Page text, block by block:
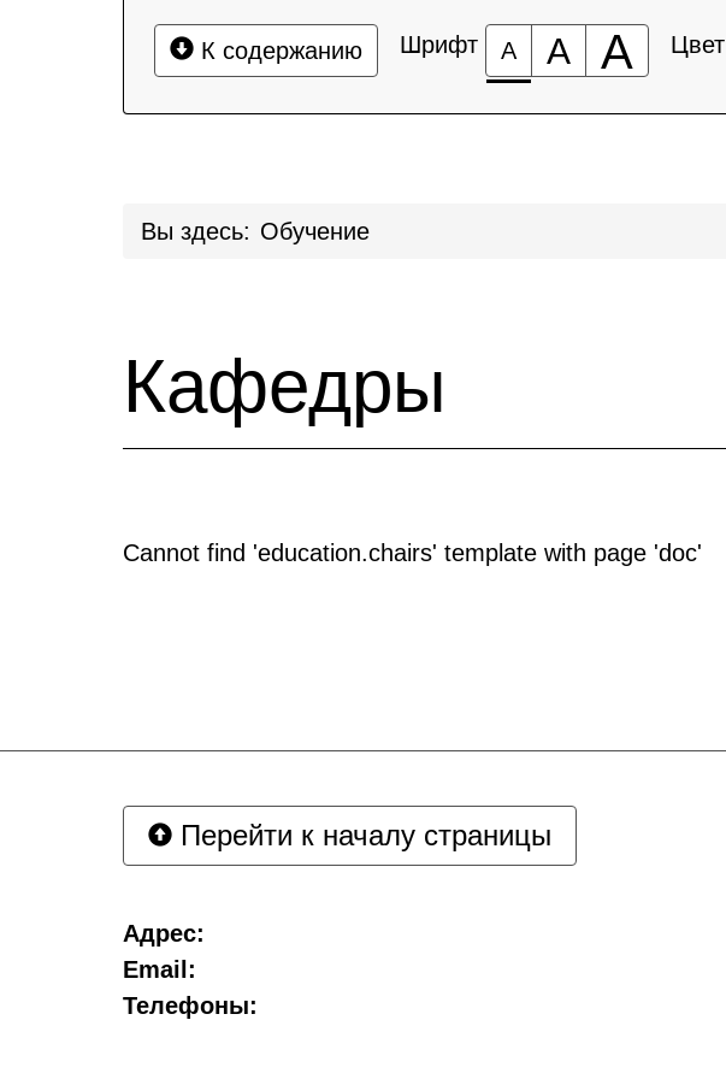
К содержанию Шрифт А А А Цвет
Вы здесь: Обучение
Кафедры
Cannot find 'education.chairs' template with page 'doc'
Перейти к началу страницы
Адрес:
Email:
Телефоны: